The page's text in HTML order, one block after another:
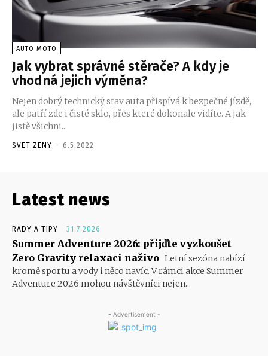
AUTO MOTO
Jak vybrat správné stěrače? A kdy je
vhodná jejich výměna?
Nejen dobrý technický stav auta přispívá k bezpečné jízdě,
ale patří zde i čisté sklo, přes které dokonale vidíte. A jak
jistě všichni...
SVET ZENY - 6.5.2022
Latest news
RADY A TIPY 31.7.2026
Summer Adventure 2026: přijďte vyzkoušet
Zero Gravity relaxaci naživo Letní sezóna nabízí
kromě sportu a vody i něco navíc. V rámci akce Summer
Adventure 2026 mohou návštěvníci nejen...
- Advertisement -